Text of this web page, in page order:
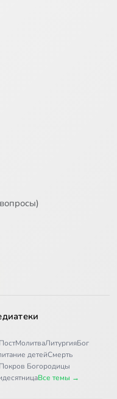
МолитваЛитургияБог
детейСмерть
Покров Богородицы
Все темы →